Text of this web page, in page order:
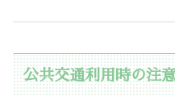
公共交通利用時の注